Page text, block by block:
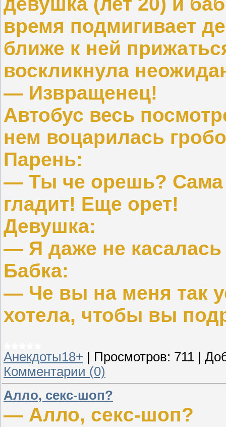
время подмигивает
ближе к ней
воскликнула
— Извращенец!
Автобус весь
нем воцарилась
Парень:
— Ты че орешь? Сама
гладит! Еще орет!
Девушка:
— Я даже не
Бабка:
— Че вы на меня так
хотела, чтобы вы
Анекдоты18+ | Просмотров: 711 |
Комментарии (0)
Алло, ceкc-шоп?
— Алло, ceкc-шоп?